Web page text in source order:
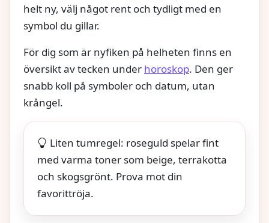
helt ny, välj något rent och tydligt med en
symbol du gillar.
För dig som är nyfiken på helheten finns en
översikt av tecken under horoskop. Den ger
snabb koll på symboler och datum, utan
krångel.
Liten tumregel: roseguld spelar fint
med varma toner som beige, terrakotta
och skogsgrönt. Prova mot din
favorittröja.